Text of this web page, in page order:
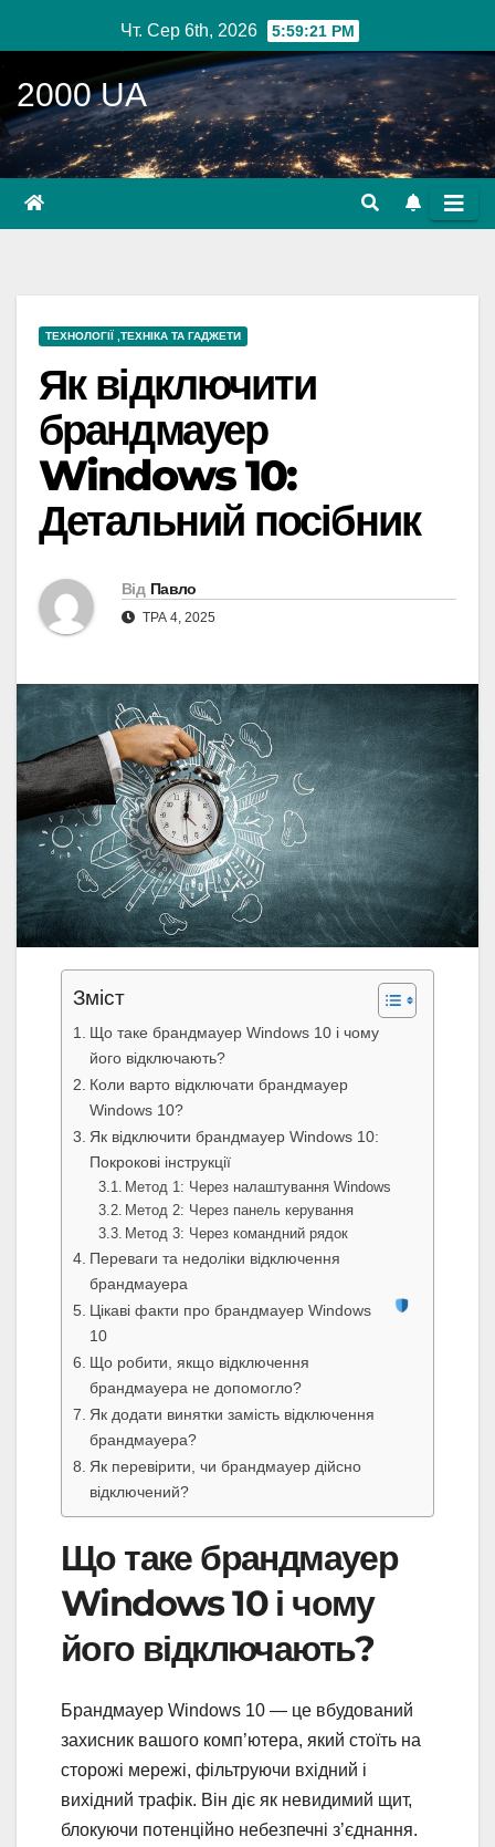
до
вмісту
Чт. Сер 6th, 2026 5:59:22 PM
2000 UA
ТЕХНОЛОГІЇ ,ТЕХНІКА ТА ГАДЖЕТИ
Як відключити
брандмауер
Windows 10:
Детальний посібник
Від Павло
ТРА 4, 2025
Зміст
Що таке брандмауер Windows 10 і чому
його відключають?
Коли варто відключати брандмауер
Windows 10?
Як відключити брандмауер Windows 10:
Покрокові інструкції
Метод 1: Через налаштування Windows
Метод 2: Через панель керування
Метод 3: Через командний рядок
Переваги та недоліки відключення
брандмауера
Цікаві факти про брандмауер Windows
10
Що робити, якщо відключення
брандмауера не допомогло?
Як додати винятки замість відключення
брандмауера?
Як перевірити, чи брандмауер дійсно
відключений?
Що таке брандмауер
Windows 10 і чому
його відключають?
Брандмауер Windows 10 — це вбудований
захисник вашого комп’ютера, який стоїть на
сторожі мережі, фільтруючи вхідний і
вихідний трафік. Він діє як невидимий щит,
блокуючи потенційно небезпечні з’єднання.